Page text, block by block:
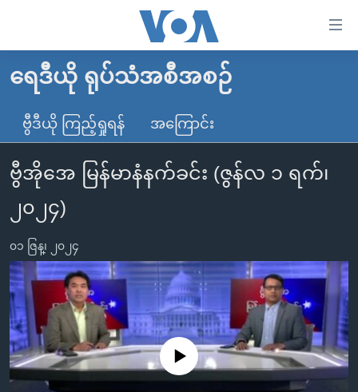
လွယ်ကူ
သည့်
Link
များ
ပင်မ
သို့
ကျော်
ကြည့်
ရန်
ပင်မ
အ
ညွန်း
မူလစာမျက်နှာ
မြန်မာ
ကမ္ဘာ့သတင်းများ
နိုင်ငံတကာ
အမေရိကန်
အစ္စရေး-ပါလက်စတိုင်း
ဗွီဒီယို
သတင်းလွတ်လပ်ခွင့်
ရပ်ဝန်းတခု လမ်းတခု အလွန်
အင်္ဂလိပ်စာလေ့လာမယ်
အမေရိကန်သုံးအီဒီယံ
မကြေးမုံရဲ့ အင်္ဂလိပ်စာ
ရုပ်ရှင်ထဲက အင်္ဂလိပ်စာ
သုတပဒေသာ အင်္ဂလိပ်စာ
အပတ်စဉ်ကဏ္ဍများ
ရေဒီယို
တီဗွီ
ရေဒီယိုနှင့်ရုပ်သံ အချက်အလက်များ
ရေဒီယို/တီဗွီအစီအစဉ်
Learning English
ရေဒီယို ရုပ်သံအစီအစဉ်
ဗွီဒီယို ကြည့်ရှုရန် အကြောင်း
ဗွီအိုအေ မြန်မာနံနက်ခင်း (ဇွန်လ ၁ ရက်၊
၂၀၂၄)
၀၁ ဇြန္၊ ၂၀၂၄
No media source currently available